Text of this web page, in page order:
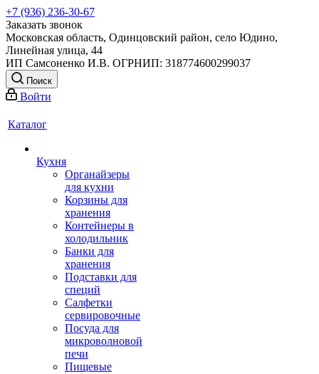
+7 (936) 236-30-67
Заказать звонок
Московская область, Одинцовский район, село Юдино,
Линейная улица, 44
ИП Самсоненко И.В. ОГРНИП: 318774600299037
Поиск
Войти
Каталог
Кухня
Органайзеры
для кухни
Корзины для
хранения
Контейнеры в
холодильник
Банки для
хранения
Подставки для
специй
Салфетки
сервировочные
Посуда для
микроволновой
печи
Пищевые